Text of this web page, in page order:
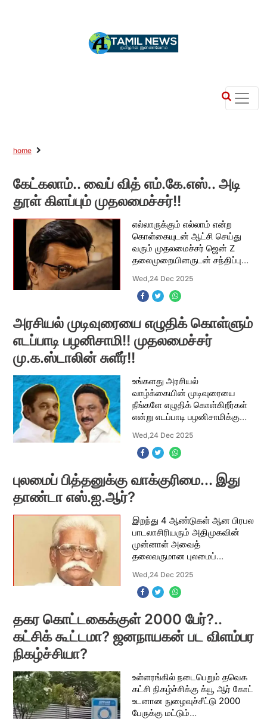
home
கேட்கலாம்.. வைப் வித் எம்.கே.எஸ்.. அடி
தூள் கிளப்பும் முதலமைச்சர்!!
எல்லாருக்கும் எல்லாம் என்ற
கொள்கையுடன் ஆட்சி செய்து
வரும் முதலமைச்சர் ஜென் Z
தலைமுறையினருடன் சந்திப்பு
நிகழ்ச்சியில் பங்கேற்கிறார்.
நடிகர் விஜய்க்கு ஜென் Z
Wed,24 Dec 2025
அரசியல் முடிவுரையை எழுதிக் கொள்ளும்
எடப்பாடி பழனிசாமி!! முதலமைச்சர்
மு.க.ஸ்டாலின் சுளீர்!!
உங்களது அரசியல்
வாழ்க்கையின் முடிவுரையை
நீங்களே எழுதிக் கொள்கிறீர்கள்
என்று எடப்பாடி பழனிசாமிக்கு
பதிலடி கொடுத்துள்ளார்.
மகாத்மா காந்தி திட்டத்தை மூடி
Wed,24 Dec 2025
புலமைப் பித்தனுக்கு வாக்குரிமை... இது
தாண்டா எஸ்.ஐ.ஆர்?
இறந்து 4 ஆண்டுகள் ஆன பிரபல
பாடலாசிரியரும் அதிமுகவின்
முன்னாள் அவைத்
தலைவருமான புலமைப்
வழங்கப்பட்டுள்ளதாக எஸ்.ஐ.ஆர்
வரைவு வாக்காளர் பட்டியலில்
பித
Wed,24 Dec 2025
தகர கொட்டகைக்குள் 2000 பேர்?..
கட்சிக் கூட்டமா? ஜனநாயகன் பட விளம்பர
நிகழ்ச்சியா?
உள்ளரங்கில் நடைபெறும் தவெக
கட்சி நிகழ்ச்சிக்கு க்யூ ஆர் கோட்
உடனான நுழைவுச்சீட்டு 2000
பேருக்கு மட்டும்